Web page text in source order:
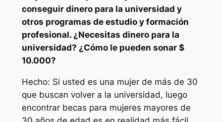
conseguir dinero para la universidad y
otros programas de estudio y formación
profesional. ¿Necesitas dinero para la
universidad? ¿Cómo le pueden sonar $
10.000?
Hecho: Si usted es una mujer de más de 30
que buscan volver a la universidad, luego
encontrar becas para mujeres mayores de